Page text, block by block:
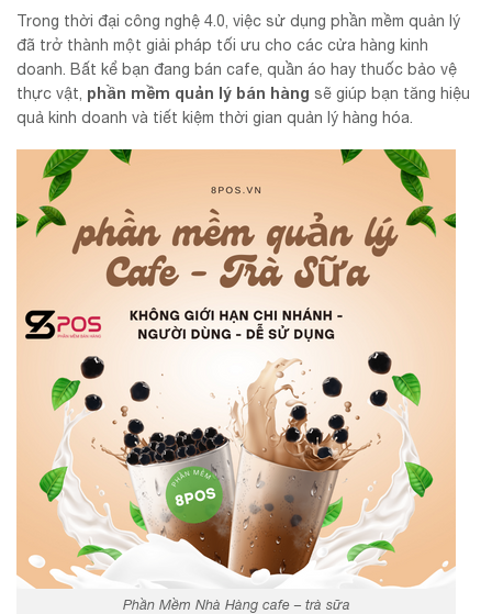
Trong thời đại công nghệ 4.0, việc sử dụng phần mềm quản lý
đã trở thành một giải pháp tối ưu cho các cửa hàng kinh
doanh. Bất kể bạn đang bán cafe, quần áo hay thuốc bảo vệ
thực vật, phần mềm quản lý bán hàng sẽ giúp bạn tăng hiệu
quả kinh doanh và tiết kiệm thời gian quản lý hàng hóa.
Phần Mềm Nhà Hàng cafe – trà sữa